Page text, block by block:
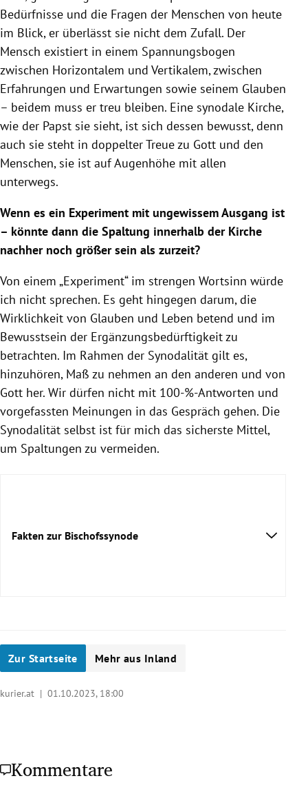
Bedürfnisse und die Fragen der Menschen von heute
im Blick, er überlässt sie nicht dem Zufall. Der
Mensch existiert in einem Spannungsbogen
zwischen Horizontalem und Vertikalem, zwischen
Erfahrungen und Erwartungen sowie seinem Glauben
– beidem muss er treu bleiben. Eine synodale Kirche,
wie der Papst sie sieht, ist sich dessen bewusst, denn
auch sie steht in doppelter Treue zu Gott und den
Menschen, sie ist auf Augenhöhe mit allen
unterwegs.
Wenn es ein Experiment mit ungewissem Ausgang ist
– könnte dann die Spaltung innerhalb der Kirche
nachher noch größer sein als zurzeit?
Von einem „Experiment“ im strengen Wortsinn würde
ich nicht sprechen. Es geht hingegen darum, die
Wirklichkeit von Glauben und Leben betend und im
Bewusstsein der Ergänzungsbedürftigkeit zu
betrachten. Im Rahmen der Synodalität gilt es,
hinzuhören, Maß zu nehmen an den anderen und von
Gott her. Wir dürfen nicht mit 100-%-Antworten und
vorgefassten Meinungen in das Gespräch gehen. Die
Synodalität selbst ist für mich das sicherste Mittel,
um Spaltungen zu vermeiden.
Fakten zur Bischofssynode
Zur Startseite Mehr aus Inland
kurier.at | 01.10.2023, 18:00
Kommentare